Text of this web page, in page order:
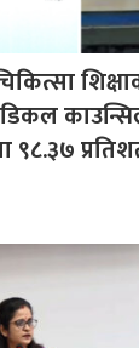
९८.३७